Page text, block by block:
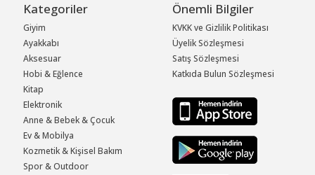
Kategoriler
Giyim
Ayakkabı
Aksesuar
Hobi & Eğlence
Kitap
Elektronik
Anne & Bebek & Çocuk
Ev & Mobilya
Kozmetik & Kişisel Bakım
Spor & Outdoor
Önemli Bilgiler
KVKK ve Gizlilik Politikası
Üyelik Sözleşmesi
Satış Sözleşmesi
Katkıda Bulun Sözleşmesi